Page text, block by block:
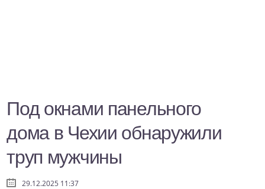
Под окнами панельного
дома в Чехии обнаружили
труп мужчины
29.12.2025 11:37